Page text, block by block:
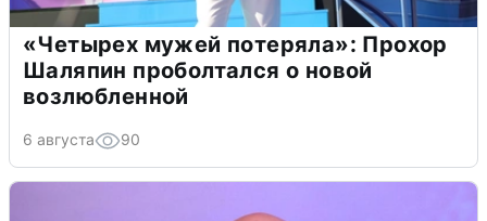
«Четырех мужей потеряла»: Прохор
Шаляпин проболтался о новой
возлюбленной
6 августа 90